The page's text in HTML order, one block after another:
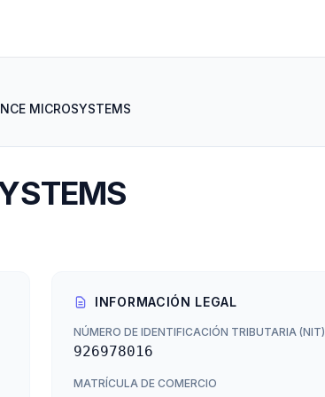
MICROSYSTEMS
INFORMACIÓN LEGAL
NÚMERO DE IDENTIFICACIÓN TRIBUTARIA (NIT)
926978016
MATRÍCULA DE COMERCIO